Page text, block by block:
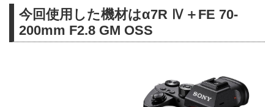
今回使用した機材はα7R Ⅳ＋FE 70-
200mm F2.8 GM OSS